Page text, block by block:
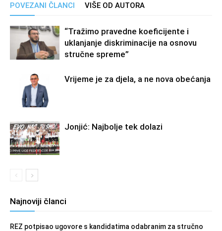
POVEZANI ČLANCI VIŠE OD AUTORA
“Tražimo pravedne koeficijente i
uklanjanje diskriminacije na osnovu
stručne spreme”
Vrijeme je za djela, a ne nova obećanja
Jonjić: Najbolje tek dolazi
Najnoviji članci
REZ potpisao ugovore s kandidatima odabranim za stručno